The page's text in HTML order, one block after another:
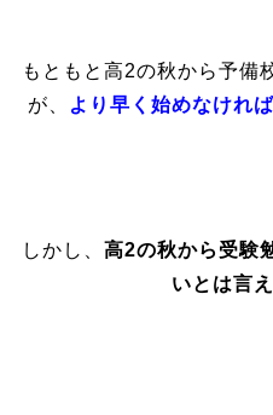
もともと高2の秋から予備
が、
より早く始めなければ
しかし、 高2の秋から受験
いとは言